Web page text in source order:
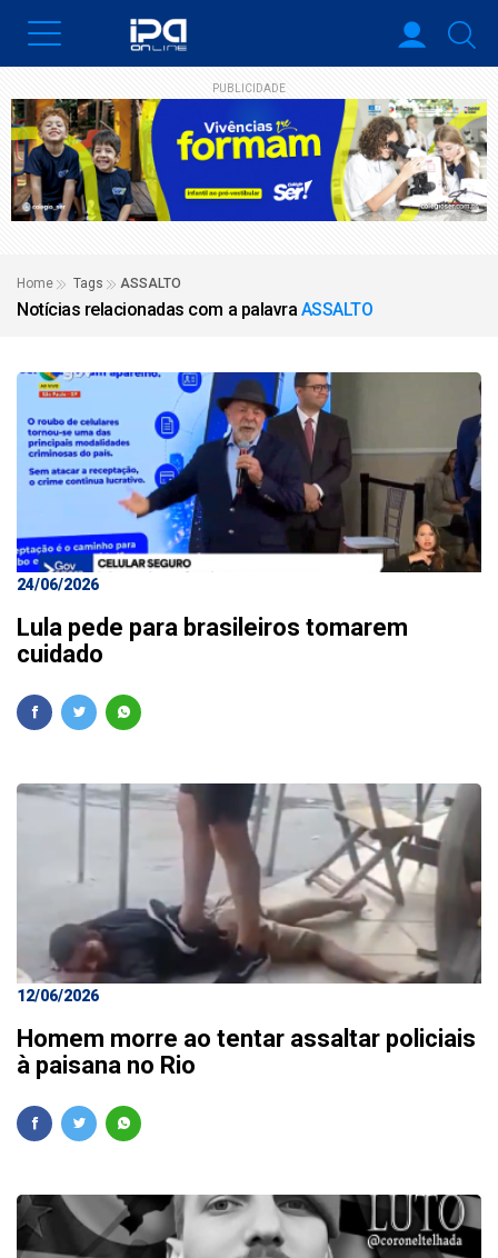
PUBLICIDADE
Home Tags ASSALTO
Notícias relacionadas com a palavra ASSALTO
24/06/2026
Lula pede para brasileiros tomarem
cuidado
12/06/2026
Homem morre ao tentar assaltar policiais
à paisana no Rio